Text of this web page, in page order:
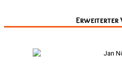
Erweiterter